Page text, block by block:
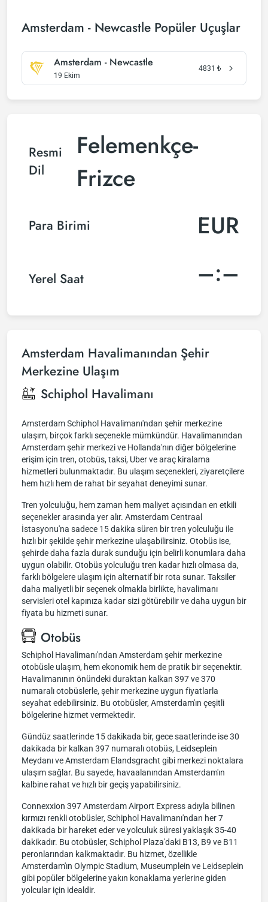
Amsterdam - Newcastle Popüler Uçuşlar
Amsterdam - Newcastle
19 Ekim
4831 ₺
Resmi
Dil
Felemenkçe-
Frizce
Para Birimi EUR
Yerel Saat –:–
Amsterdam Havalimanından Şehir
Merkezine Ulaşım
Schiphol Havalimanı
Amsterdam Schiphol Havalimanı'ndan şehir merkezine
ulaşım, birçok farklı seçenekle mümkündür. Havalimanından
Amsterdam şehir merkezi ve Hollanda'nın diğer bölgelerine
erişim için tren, otobüs, taksi, Uber ve araç kiralama
hizmetleri bulunmaktadır. Bu ulaşım seçenekleri, ziyaretçilere
hem hızlı hem de rahat bir seyahat deneyimi sunar.
Tren yolculuğu, hem zaman hem maliyet açısından en etkili
seçenekler arasında yer alır. Amsterdam Centraal
İstasyonu'na sadece 15 dakika süren bir tren yolculuğu ile
hızlı bir şekilde şehir merkezine ulaşabilirsiniz. Otobüs ise,
şehirde daha fazla durak sunduğu için belirli konumlara daha
uygun olabilir. Otobüs yolculuğu tren kadar hızlı olmasa da,
farklı bölgelere ulaşım için alternatif bir rota sunar. Taksiler
daha maliyetli bir seçenek olmakla birlikte, havalimanı
servisleri otel kapınıza kadar sizi götürebilir ve daha uygun bir
fiyata bu hizmeti sunar.
Otobüs
Schiphol Havalimanı'ndan Amsterdam şehir merkezine
otobüsle ulaşım, hem ekonomik hem de pratik bir seçenektir.
Havalimanının önündeki duraktan kalkan 397 ve 370
numaralı otobüslerle, şehir merkezine uygun fiyatlarla
seyahat edebilirsiniz. Bu otobüsler, Amsterdam'ın çeşitli
bölgelerine hizmet vermektedir.
Gündüz saatlerinde 15 dakikada bir, gece saatlerinde ise 30
dakikada bir kalkan 397 numaralı otobüs, Leidseplein
Meydanı ve Amsterdam Elandsgracht gibi merkezi noktalara
ulaşım sağlar. Bu sayede, havaalanından Amsterdam'ın
kalbine rahat ve hızlı bir geçiş yapabilirsiniz.
Connexxion 397 Amsterdam Airport Express adıyla bilinen
kırmızı renkli otobüsler, Schiphol Havalimanı'ndan her 7
dakikada bir hareket eder ve yolculuk süresi yaklaşık 35-40
dakikadır. Bu otobüsler, Schiphol Plaza'daki B13, B9 ve B11
peronlarından kalkmaktadır. Bu hizmet, özellikle
Amsterdam'ın Olympic Stadium, Museumplein ve Leidseplein
gibi popüler bölgelerine yakın konaklama yerlerine giden
yolcular için idealdir.